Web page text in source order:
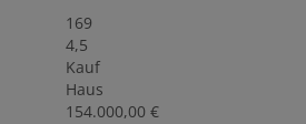
169
4,5
Kauf
Haus
154.000,00 €